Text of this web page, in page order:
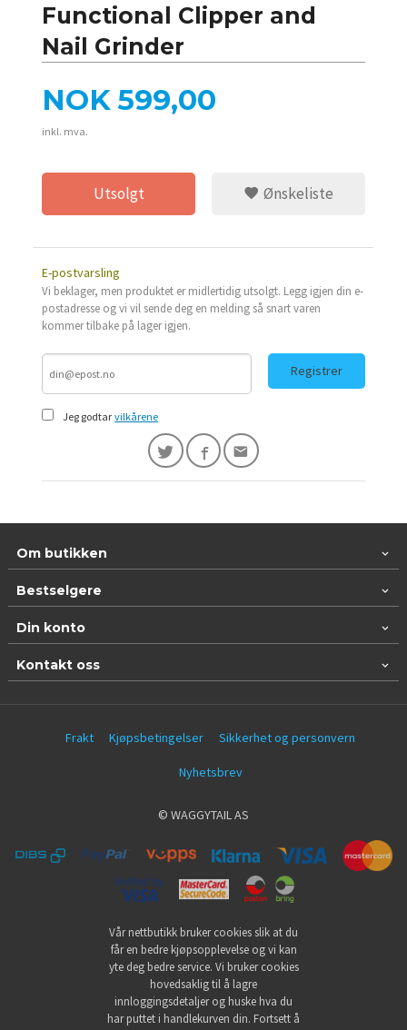
Functional Clipper and
Nail Grinder
Pris
NOK599,00
inkl. mva.
Utsolgt Ønskeliste
E-postvarsling
Vi beklager, men produktet er midlertidig utsolgt. Legg igjen din e-
postadresse og vi vil sende deg en melding så snart varen
kommer tilbake på lager igjen.
Jeg godtar vilkårene
Registrer
Om butikken
Bestselgere
Din konto
Kontakt oss
Frakt Kjøpsbetingelser Sikkerhet og personvern
Nyhetsbrev
© WAGGYTAIL AS
Vår nettbutikk bruker cookies slik at du
får en bedre kjøpsopplevelse og vi kan
yte deg bedre service. Vi bruker cookies
hovedsaklig til å lagre
innloggingsdetaljer og huske hva du
har puttet i handlekurven din. Fortsett å